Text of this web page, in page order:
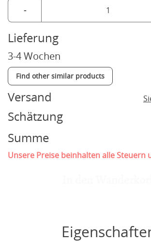
-
Lieferung
3-4 Wochen
Find other similar products
Versand
Schätzung
Summe
Unsere Preise beinhalten alle Steuern